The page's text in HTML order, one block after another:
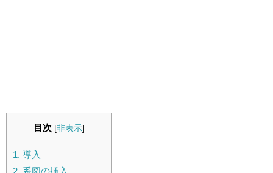
目次 [非表示]
1. 導入
2. 系図の挿入